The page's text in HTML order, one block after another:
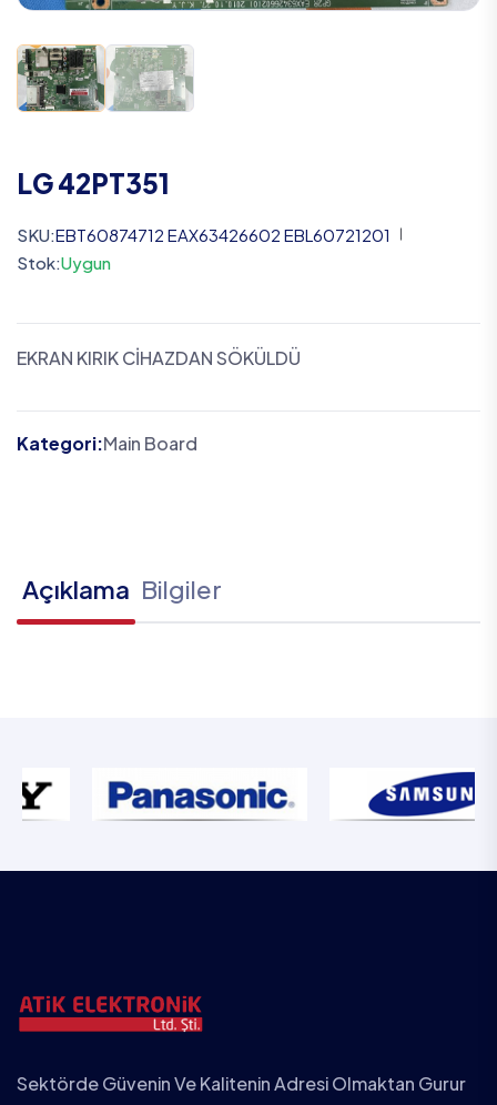
LG 42PT351
SKU:EBT60874712 EAX63426602 EBL60721201
Stok:Uygun
EKRAN KIRIK CİHAZDAN SÖKÜLDÜ
Kategori:Main Board
Açıklama Bilgiler
Sektörde Güvenin Ve Kalitenin Adresi Olmaktan Gurur